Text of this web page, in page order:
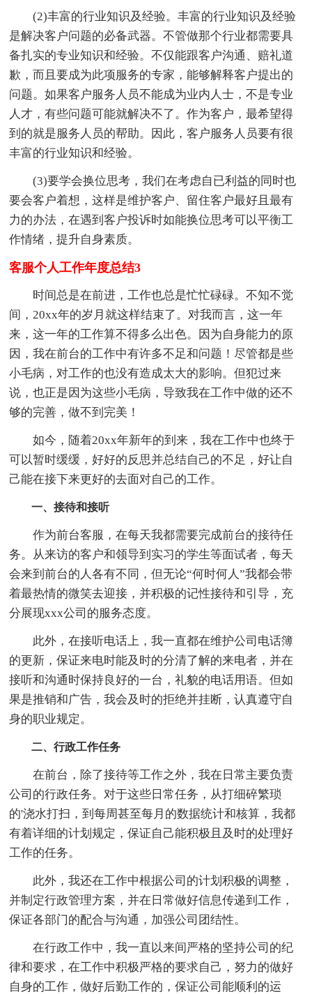
(2)丰富的行业知识及经验。丰富的行业知识及经验
是解决客户问题的必备武器。不管做那个行业都需要具
备扎实的专业知识和经验。不仅能跟客户沟通、赔礼道
歉，而且要成为此项服务的专家，能够解释客户提出的
问题。如果客户服务人员不能成为业内人士，不是专业
人才，有些问题可能就解决不了。作为客户，最希望得
到的就是服务人员的帮助。因此，客户服务人员要有很
丰富的行业知识和经验。
(3)要学会换位思考，我们在考虑自已利益的同时也
要会客户着想，这样是维护客户、留住客户最好且最有
力的办法，在遇到客户投诉时如能换位思考可以平衡工
作情绪，提升自身素质。
客服个人工作年度总结3
时间总是在前进，工作也总是忙忙碌碌。不知不觉
间，20xx年的岁月就这样结束了。对我而言，这一年
来，这一年的工作算不得多么出色。因为自身能力的原
因，我在前台的工作中有许多不足和问题！尽管都是些
小毛病，对工作的也没有造成太大的影响。但犯过来
说，也正是因为这些小毛病，导致我在工作中做的还不
够的完善，做不到完美！
如今，随着20xx年新年的到来，我在工作中也终于
可以暂时缓缓，好好的反思并总结自己的不足，好让自
己能在接下来更好的去面对自己的工作。
一、接待和接听
作为前台客服，在每天我都需要完成前台的接待任
务。从来访的客户和领导到实习的学生等面试者，每天
会来到前台的人各有不同，但无论“何时何人”我都会带
着最热情的微笑去迎接，并积极的记性接待和引导，充
分展现xxx公司的服务态度。
此外，在接听电话上，我一直都在维护公司电话簿
的更新，保证来电时能及时的分清了解的来电者，并在
接听和沟通时保持良好的一台，礼貌的电话用语。但如
果是推销和广告，我会及时的拒绝并挂断，认真遵守自
身的职业规定。
二、行政工作任务
在前台，除了接待等工作之外，我在日常主要负责
公司的行政任务。对于这些日常任务，从打细碎繁琐
的'浇水打扫，到每周甚至每月的数据统计和核算，我都
有着详细的计划规定，保证自己能积极且及时的处理好
工作的任务。
此外，我还在工作中根据公司的计划积极的调整，
并制定行政管理方案，并在日常做好信息传递到工作，
保证各部门的配合与沟通，加强公司团结性。
在行政工作中，我一直以来间严格的坚持公司的纪
律和要求，在工作中积极严格的要求自己，努力的做好
自身的工作，做好后勤工作的，保证公司能顺利的运